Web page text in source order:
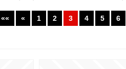
«« « 1 2 3 4 5 6
oynadı,
Kağızman Halayları
13.03.2023